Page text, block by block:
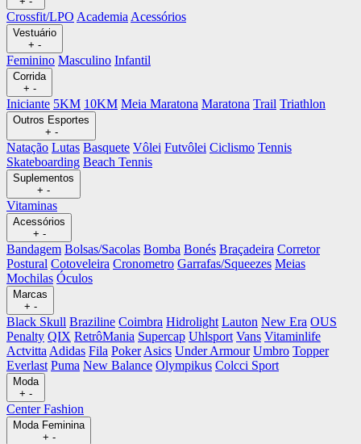
Crossfit/LPO Academia Acessórios
Vestuário
+ -
Feminino Masculino Infantil
Corrida
+ -
Iniciante 5KM 10KM Meia Maratona Maratona Trail Triathlon
Outros Esportes
+ -
Natação Lutas Basquete Vôlei Futvôlei Ciclismo Tennis
Skateboarding Beach Tennis
Suplementos
+ -
Vitaminas
Acessórios
+ -
Bandagem Bolsas/Sacolas Bomba Bonés Braçadeira Corretor
Postural Cotoveleira Cronometro Garrafas/Squeezes Meias
Mochilas Óculos
Marcas
+ -
Black Skull Braziline Coimbra Hidrolight Lauton New Era OUS
Penalty QIX RetrôMania Supercap Uhlsport Vans Vitaminlife
Actvitta Adidas Fila Poker Asics Under Armour Umbro Topper
Everlast Puma New Balance Olympikus Colcci Sport
Moda
+ -
Center Fashion
Moda Feminina
+ -